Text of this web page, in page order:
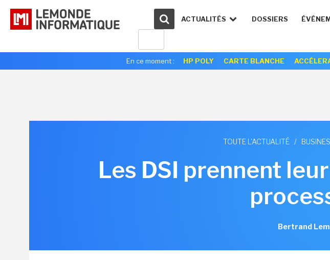
ACTUALITÉS DOSSIERS
En ce moment : HP POLY CARTE BLANCHE
TOUTE L'ACTUALITÉ /
Les DSI prennent
Bertrand